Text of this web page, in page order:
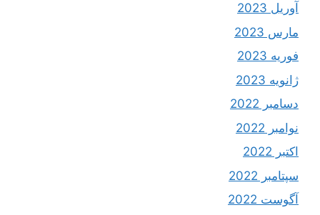
آوریل 2023
مارس 2023
فوریه 2023
ژانویه 2023
دسامبر 2022
نوامبر 2022
اکتبر 2022
سپتامبر 2022
آگوست 2022